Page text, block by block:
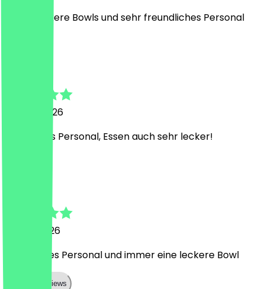
Super leckere Bowls und sehr freundliches Personal
30. Juni 2026
Sehr liebes Personal, Essen auch sehr lecker!
21. Juni 2026
Sehr nettes Personal und immer eine leckere Bowl
Show all reviews